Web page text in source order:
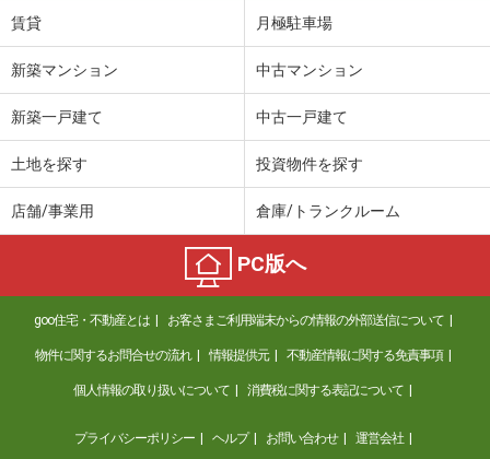
福井県福井市江守中２
7.40万円
5.30万円
住 所
福井県福井市文京４
専有面積 25.13m²
間取り
1K
福井県鯖江市吉江町
価 格
5.50万円
賃貸 月極駐車場
新築マンション 中古マンション
新築一戸建て 中古一戸建て
土地を探す 投資物件を探す
店舗/事業用 倉庫/トランクルーム
PC版へ
goo住宅・不動産とは お客さまご利用端末からの情報の外部送信について
物件に関するお問合せの流れ 情報提供元 不動産情報に関する免責事項
個人情報の取り扱いについて 消費税に関する表記について
プライバシーポリシー ヘルプ お問い合わせ 運営会社